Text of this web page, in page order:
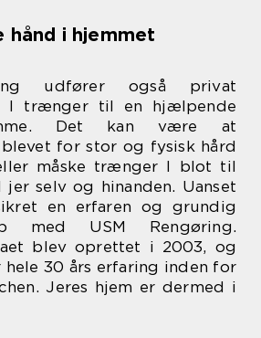
hånd i hjemmet
udfører også privat
I trænger til en hjælpende
Det kan være at
for stor og fysisk hård
måske trænger I blot til
selv og hinanden. Uanset
en erfaren og grundig
med USM Rengøring.
blev oprettet i 2003, og
hele 30 års erfaring inden for
Jeres hjem er dermed i